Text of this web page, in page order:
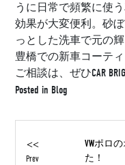
うに日常で頻繁に使
効果が大変便利。砂
っとした洗車で元の
豊橋での新車コーテ
ご相談は、ぜひCAR
Posted in Blog
<<
Prev
VWポロ
た！